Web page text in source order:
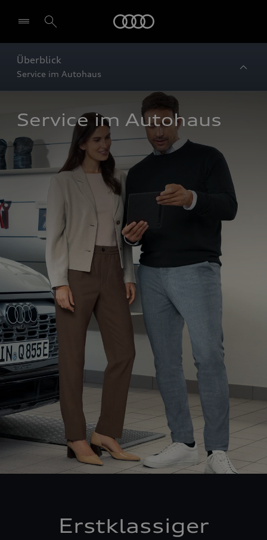
Überblick
Service im Autohaus
Service im Autohaus
Erstklassiger